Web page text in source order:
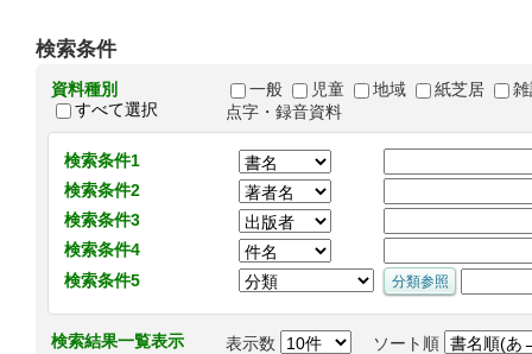
検索条件
資料種別
すべて選択
一般 児童 地域 紙芝居
点字・録音資料
検索条件1
検索条件2
検索条件3
検索条件4
検索条件5
検索結果一覧表示 表示数 ソート順